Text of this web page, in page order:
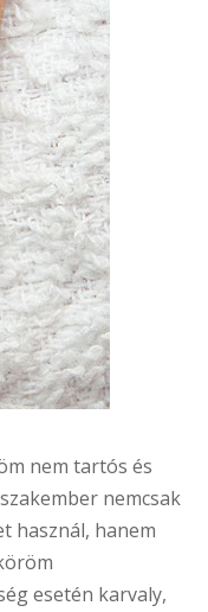
nem tartós és
nemcsak
használ, hanem
esetén karvaly,